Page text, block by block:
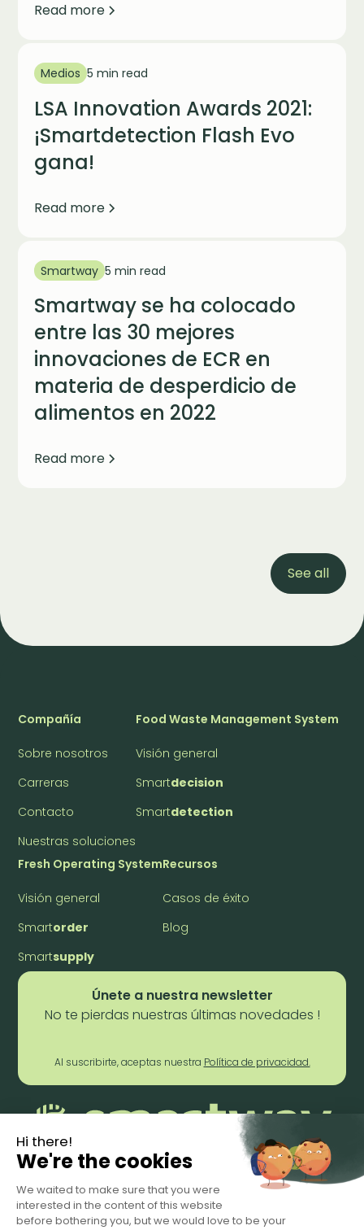
Read more
Medios 5 min read
LSA Innovation Awards 2021:
¡Smartdetection Flash Evo
gana!
Read more
Smartway 5 min read
Smartway se ha colocado
entre las 30 mejores
innovaciones de ECR en
materia de desperdicio de
alimentos en 2022
Read more
See all
Compañía
Sobre nosotros
Carreras
Contacto
Nuestras soluciones
Food Waste Management System
Visión general
Smartdecision
Smartdetection
Fresh Operating System
Visión general
Smartorder
Smartsupply
Recursos
Casos de éxito
Blog
Únete a nuestra newsletter
No te pierdas nuestras últimas novedades !
Al suscribirte, aceptas nuestra Política de privacidad.